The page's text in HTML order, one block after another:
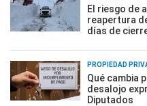
El riesgo de
reapertura
días de
PROPIEDAD
Qué cambia
desalojo
Diputados